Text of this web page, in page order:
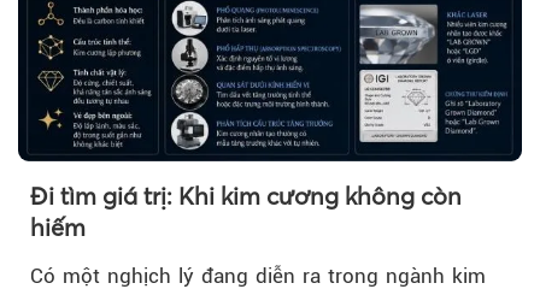
Đi tìm giá trị: Khi kim cương không còn
hiếm
Có một nghịch lý đang diễn ra trong ngành kim